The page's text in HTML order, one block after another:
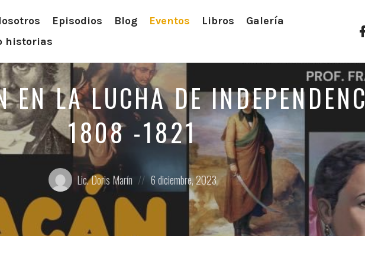
Episodios Blog Eventos Libros
Galería
historias
EN LA LUCHA DE
1808 -1821
Posted
by:
Lic. Doris Marín
Posted
on
6 diciembre, 2023